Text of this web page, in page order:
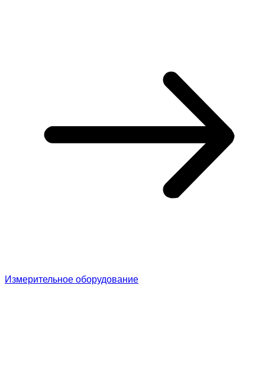
Измерительное оборудование